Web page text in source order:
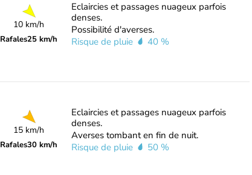
10 km/h
Rafales25 km/h
Eclaircies et passages nuageux parfois
denses.
Possibilité d'averses.
Risque de pluie
40 %
15 km/h
Rafales30 km/h
Eclaircies et passages nuageux parfois
denses.
Averses tombant en fin de nuit.
Risque de pluie
50 %